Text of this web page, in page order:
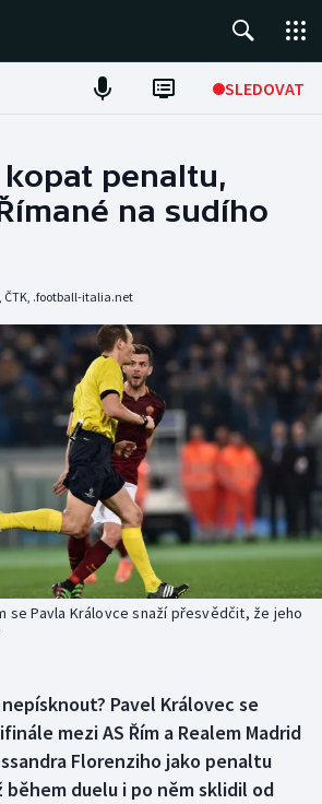
SLEDOVAT
penaltu,
na sudího
, ČTK, .football-italia.net
se Pavla Královce snaží přesvědčit, že jeho
Pavel Královec se
mezi AS Řím a Realem Madrid
Florenziho jako penaltu
během duelu i po něm sklidil od